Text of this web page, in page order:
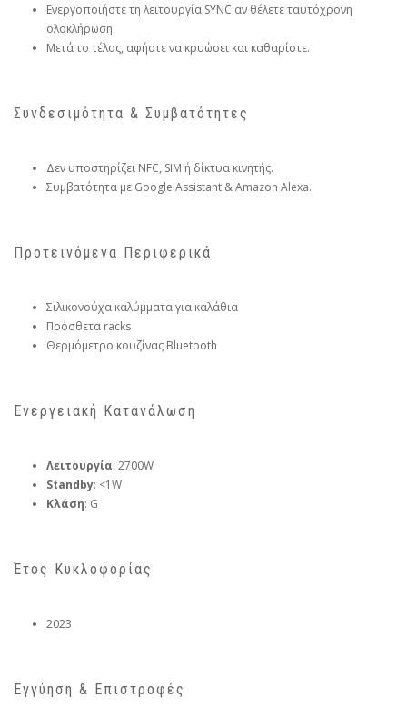
Ενεργοποιήστε τη λειτουργία SYNC αν θέλετε ταυτόχρονη
ολοκλήρωση.
Μετά το τέλος, αφήστε να κρυώσει και καθαρίστε.
Συνδεσιμότητα & Συμβατότητες
Δεν υποστηρίζει NFC, SIM ή δίκτυα κινητής.
Συμβατότητα με Google Assistant & Amazon Alexa.
Προτεινόμενα Περιφερικά
Σιλικονούχα καλύμματα για καλάθια
Πρόσθετα racks
Θερμόμετρο κουζίνας Bluetooth
Ενεργειακή Κατανάλωση
Λειτουργία: 2700W
Standby: <1W
Κλάση: G
Έτος Κυκλοφορίας
2023
Εγγύηση & Επιστροφές